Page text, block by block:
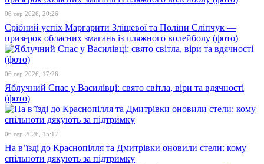
06 сер 2026, 20:26
Срібний успіх Маргарити Зліщевої та Поліни Сліпчук —
призерок обласних змагань із пляжного волейболу (фото)
06 сер 2026, 17:26
Яблучний Спас у Василівці: свято світла, віри та вдячності
(фото)
06 сер 2026, 15:17
На в’їзді до Краснопілля та Дмитрівки оновили стели: кому
спільноти дякують за підтримку